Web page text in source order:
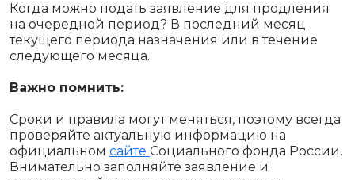
Когда можно подать заявление для продления
на очередной период? В последний месяц
текущего периода назначения или в течение
следующего месяца.
Важно помнить:
Сроки и правила могут меняться, поэтому всегда
проверяйте актуальную информацию на
официальном сайте Социального фонда России.
Внимательно заполняйте заявление и